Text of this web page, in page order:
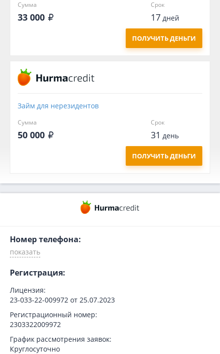
Сумма
33 000
Срок
17дней
ПОЛУЧИТЬ ДЕНЬГИ
Займ для нерезидентов
Сумма
50 000
Срок
31 день
ПОЛУЧИТЬ ДЕНЬГИ
Номер телефона:
Регистрация:
Лицензия:
23-033-22-009972 от 25.07.2023
Регистрационный номер:
2303322009972
График рассмотрения заявок:
Круглосуточно